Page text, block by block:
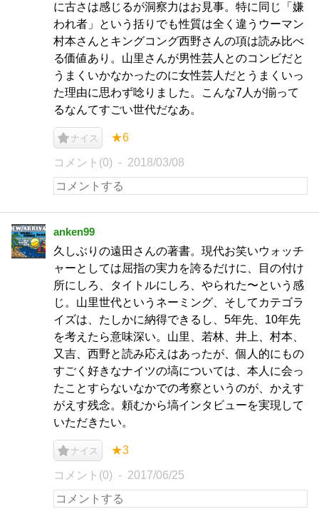
に古さは感じるが洞察力はお見事。特に同じ「嫌
われ者」という括りでも性質は全く違うウーマン
村本さんとキングコング西野さんの項は読み比べ
る価値あり。山里さんが男性芸人とのコンビだと
うまくいかなかったのに女性芸人だとうまくいっ
た理由に思わず唸りました。こんな7人が揃って
るなんてすごい世代だなあ。
ナイス ★6
コメント(0) 2018/03/08
anken99
久しぶりの遠田さんの著書。現代お笑いウォッチ
ャーとしては屈指の実力を誇るだけに、目の付け
所にしろ、タイトルにしろ、やられた〜という感
じ。山里世代というネーミング、そしてカテゴラ
イズは、たしかに納得できるし、5年先、10年先
を考えたら意味深い。山里、若林、井上、村本、
又吉、西野と読み応えはあったが、個人的にもの
すごく好きなナイツの塙については、本人に会っ
たことすらないなかでの考察というのが、かえす
がえす残念。頼むから塙インタビューを実現して
いただきたい。
ナイス ★3
コメント(0) 2017/06/25